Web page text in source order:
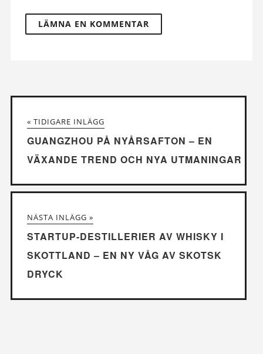
« TIDIGARE INLÄGG
GUANGZHOU PÅ NYÅRSAFTON – EN
VÄXANDE TREND OCH NYA UTMANINGAR
NÄSTA INLÄGG »
STARTUP-DESTILLERIER AV WHISKY I
SKOTTLAND – EN NY VÅG AV SKOTSK
DRYCK